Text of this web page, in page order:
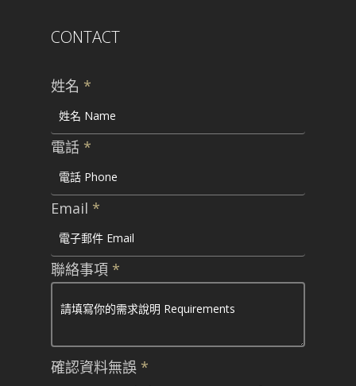
CONTACT
姓名 *
電話 *
Email *
聯絡事項 *
確認資料無誤 *